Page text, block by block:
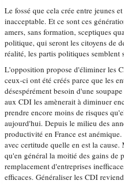
Le fossé que cela crée entre jeunes
inacceptable. Et ce sont ces
amers, sans formation, sceptiques
politique, qui seront les citoyens de
réalité, les partis politiques semblent
L'opposition propose d'éliminer les
ceux-ci ont été créés parce que les
désespérément besoin d'une
aux CDI les amènerait à diminuer
prendre encore moins de risques
aujourd'hui. Depuis le milieu des
productivité en France est
avec certitude quelle en est la
qu'en général la moitié des gains de
remplacement d'entreprises
efficaces. Généraliser les CDI